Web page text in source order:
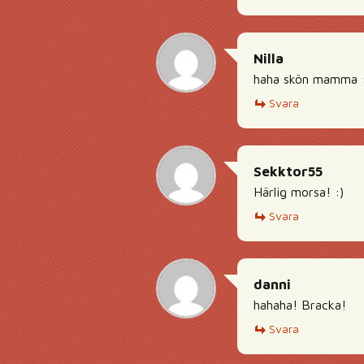
Nilla
haha skön mamma
Svara
Sekktor55
Härlig morsa! :)
Svara
danni
hahaha! Bracka!
Svara